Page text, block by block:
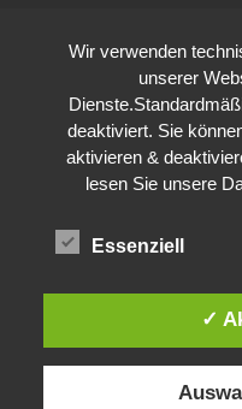
Wir verwenden
unserer
deaktiviert. Sie
aktivieren &
lesen Sie unsere
Essenziell
✓